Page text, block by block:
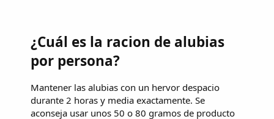
¿Cuál es la racion de alubias
por persona?
Mantener las alubias con un hervor despacio
durante 2 horas y media exactamente. Se
aconseja usar unos 50 o 80 gramos de producto